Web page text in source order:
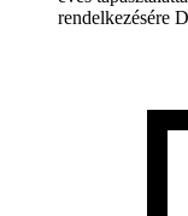
rendelkezésére